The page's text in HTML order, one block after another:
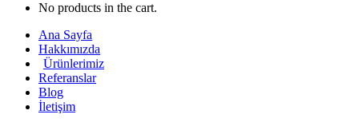
No products in the cart.
Ana Sayfa
Hakkımızda
Ürünlerimiz
Referanslar
Blog
İletişim